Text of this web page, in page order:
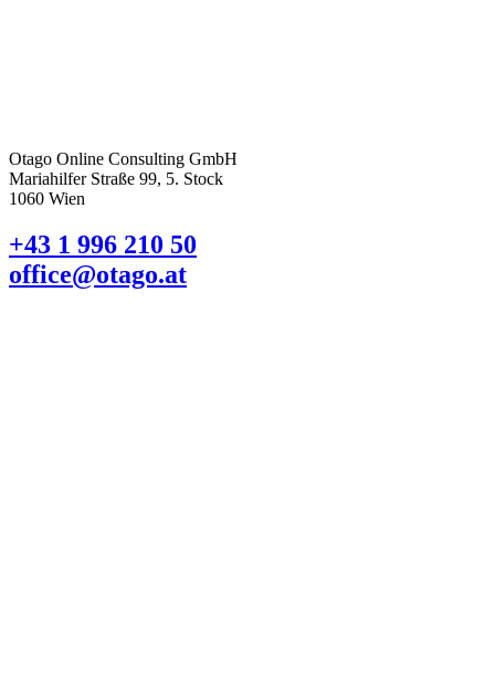
Otago Online Consulting GmbH
Mariahilfer Straße 99, 5. Stock
1060 Wien
+43 1 996 210 50
office@otago.at